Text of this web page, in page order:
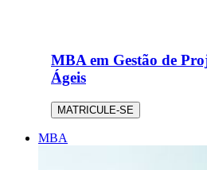
MBA em Gestão de
Ágeis
MATRICULE-SE
MBA